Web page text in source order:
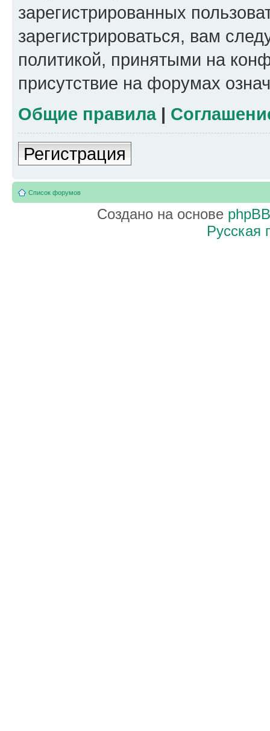
зарегистрированных
зарегистрироваться, вам
политикой, принятыми на
присутствие на форумах
Общие правила|
Регистрация
Список форумов
Создано на основе phpBB
Русская